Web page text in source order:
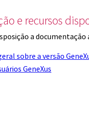
e recursos
a
sobre a versão
GeneXus